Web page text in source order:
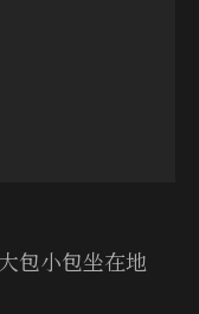
包小包坐在地